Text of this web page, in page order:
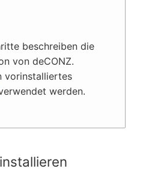
beschreiben die
von deCONZ.
vorinstalliertes
werden.